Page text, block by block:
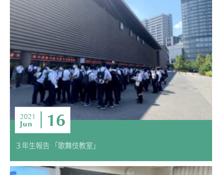
2021
Jun 16
３年生報告 「歌舞伎教室」